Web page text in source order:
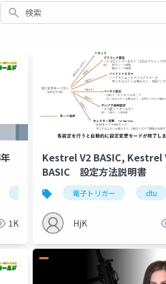
検索
t238 airsoft
1K
Kestrel V2 BASIC, Kestrel
BASIC 設定方法説明書
電子トリガー dtu
HjK